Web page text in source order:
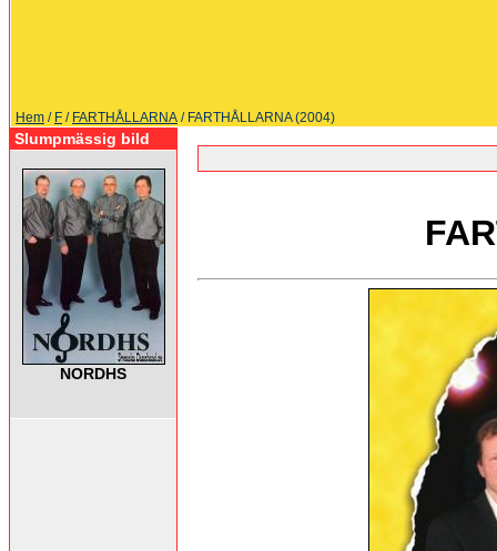
Hem / F / FARTHÅLLARNA / FARTHÅLLARNA (2004)
Slumpmässig bild
NORDHS